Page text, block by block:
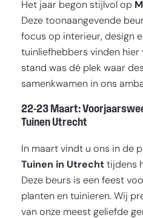
Het jaar begon stijlvol op
Deze toonaangevende
focus op interieur, design
tuinliefhebbers vinden hier
stand was dé plek waar
samenkwamen in ons
22-23 Maart:
Tuinen Utrecht
In maart vindt u ons in de
Tuinen in Utrechttijdens
Deze beurs is een feest
planten en tuinieren. Wij
van onze meest geliefde